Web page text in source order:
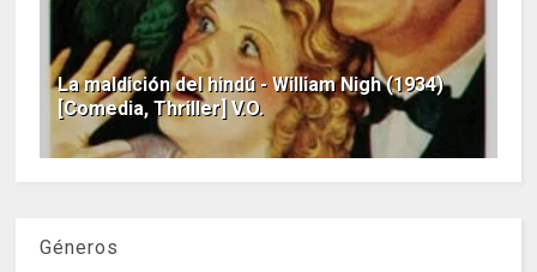
La maldición del hindú - William Nigh (1934)
[Comedia, Thriller] V.O.
Géneros